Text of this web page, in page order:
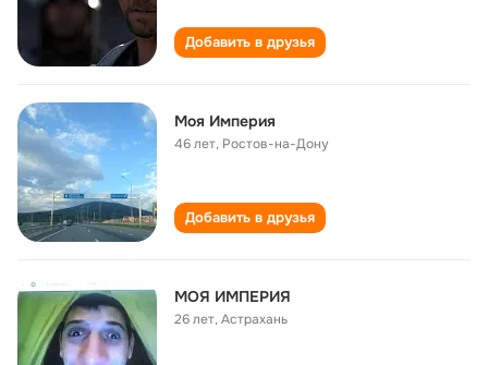
Добавить в друзья
Моя Империя
46 лет, Ростов-на-Дону
Добавить в друзья
МОЯ ИМПЕРИЯ
26 лет,Астрахань